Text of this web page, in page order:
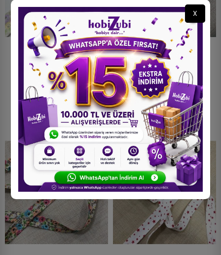
250 Metre Desenli Biye - 2
Cm Sari Lila Güller Koton
Biye
2.800,00 TL
250 Metre Desenli Biye - 2
Cm Pembe Güller Koton
Biye
2.800,00 TL
X